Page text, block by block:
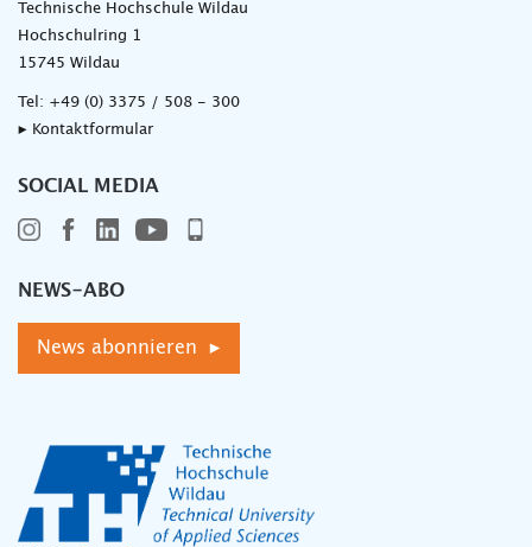
Technische Hochschule Wildau
Hochschulring 1
15745 Wildau
Tel: +49 (0) 3375 / 508 - 300
▸ Kontaktformular
SOCIAL MEDIA
NEWS-ABO
News abonnieren ▸